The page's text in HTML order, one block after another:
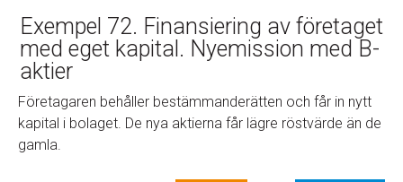
Exempel 72. Finansiering av företaget
med eget kapital. Nyemission med B-
aktier
Företagaren behåller bestämmanderätten och får in nytt
kapital i bolaget. De nya aktierna får lägre röstvärde än de
gamla.